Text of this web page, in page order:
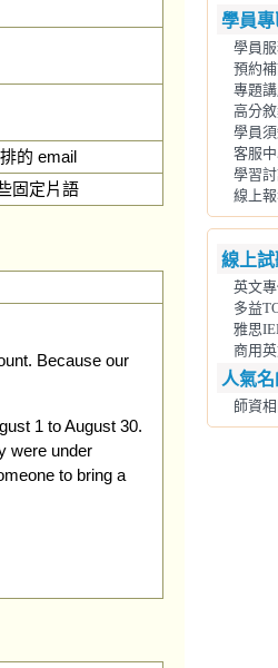
學員專
學員
預約
專題
高分
學員
客服
學習
線上
線上試
英文
多益
雅思
商用
人氣
師資
的 email
固定片語
Because our
1 to August 30.
were under
to bring a